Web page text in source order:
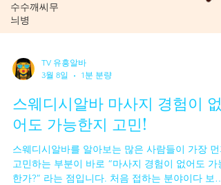
수수깨씨무
늬병
3월 8일
1분 분량
스웨디시알바 마사지 경험이 없
어도 가능한지 고민!
스웨디시알바를 알아보는 많은 사람들이 가장 먼